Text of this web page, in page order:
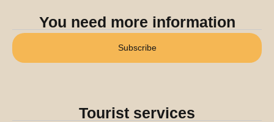
You need more information
Subscribe
Tourist services